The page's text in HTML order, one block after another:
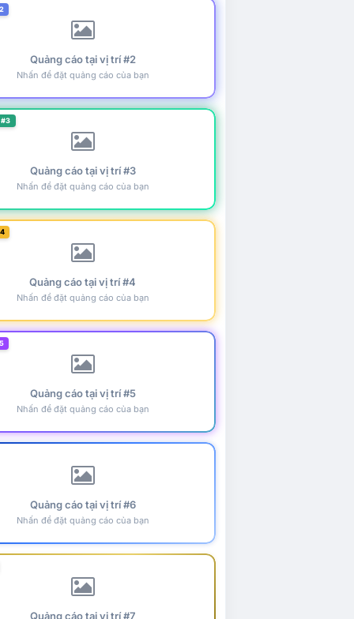
Quảng cáo tại vị trí #2
Nhấn để đặt quảng cáo của bạn
Quảng cáo tại vị trí #3
Nhấn để đặt quảng cáo của bạn
Quảng cáo tại vị trí #4
Nhấn để đặt quảng cáo của bạn
Quảng cáo tại vị trí #5
Nhấn để đặt quảng cáo của bạn
Quảng cáo tại vị trí #6
Nhấn để đặt quảng cáo của bạn
Quảng cáo tại vị trí #7